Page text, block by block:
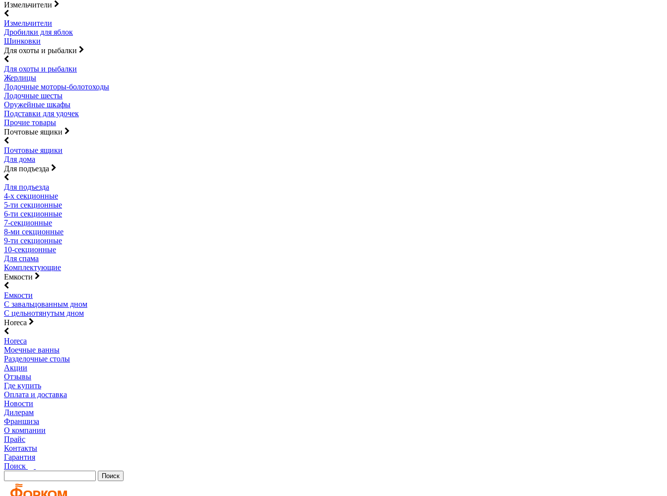
Измельчители
Измельчители
Дробилки для яблок
Шинковки
Для охоты и рыбалки
Для охоты и рыбалки
Жерлицы
Лодочные моторы-болотоходы
Лодочные шесты
Оружейные шкафы
Подставки для удочек
Прочие товары
Почтовые ящики
Почтовые ящики
Для дома
Для подъезда
Для подъезда
4-х секционные
5-ти секционные
6-ти секционные
7-секционные
8-ми секционные
9-ти секционные
10-секционные
Для спама
Комплектующие
Емкости
Емкости
С завальцованным дном
С цельнотянутым дном
Horeca
Horeca
Моечные ванны
Разделочные столы
Акции
Отзывы
Где купить
Оплата и доставка
Новости
Дилерам
Франшиза
О компании
Прайс
Контакты
Гарантия
Поиск
Поиск